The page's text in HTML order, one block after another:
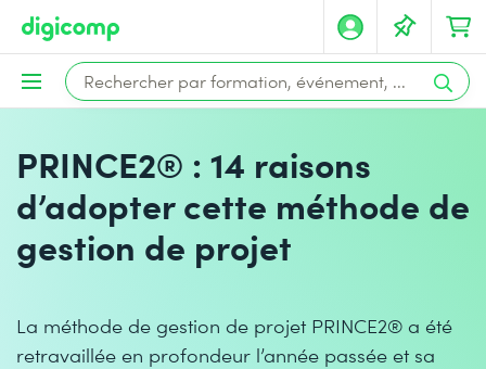
PRINCE2® : 14 raisons
d’adopter cette méthode de
gestion de projet
La méthode de gestion de projet PRINCE2® a été
retravaillée en profondeur l’année passée et sa